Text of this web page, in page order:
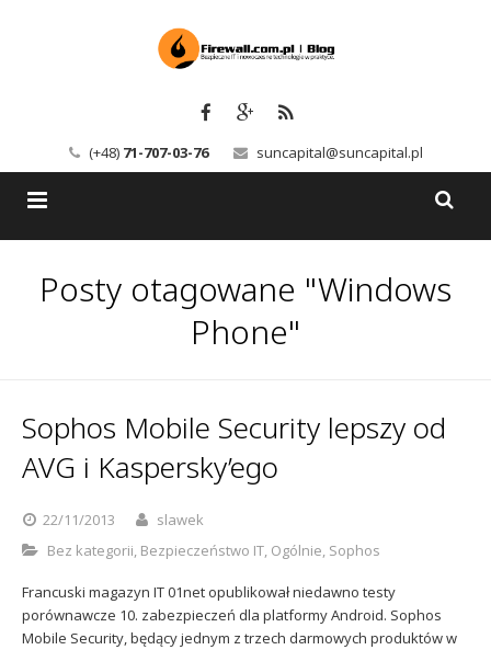
(+48) 71-707-03-76 suncapital@suncapital.pl
Backup-Solutions
Serwery pocztowe
Sophos
Usługi
Kontakt
Polityka prywatności
Posty otagowane "Windows
Phone"
Sophos Mobile Security lepszy od
AVG i Kaspersky’ego
22/11/2013
slawek
Bez kategorii, Bezpieczeństwo IT, Ogólnie, Sophos
Francuski magazyn IT 01net opublikował niedawno testy
porównawcze 10. zabezpieczeń dla platformy Android. Sophos
Mobile Security, będący jednym z trzech darmowych produktów w